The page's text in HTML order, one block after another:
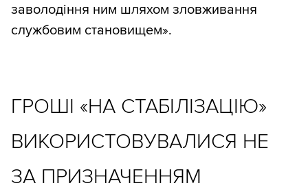
заволодіння ним шляхом зловживання
службовим становищем».
ГРОШІ «НА СТАБІЛІЗАЦІЮ»
ВИКОРИСТОВУВАЛИСЯ НЕ
ЗА ПРИЗНАЧЕННЯМ